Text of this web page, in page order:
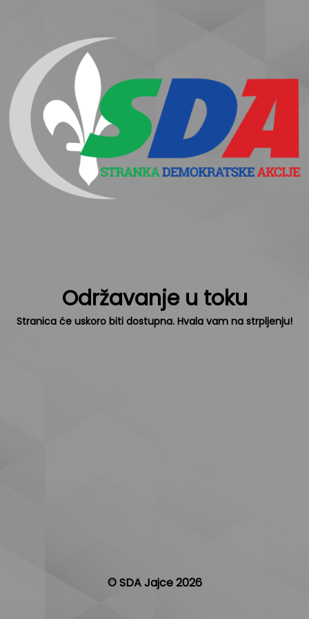
Održavanje u toku
Stranica će uskoro biti dostupna. Hvala vam na strpljenju!
© SDA Jajce 2026